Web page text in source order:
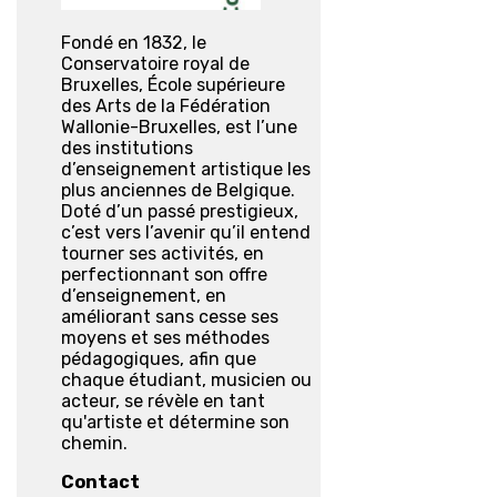
Fondé en 1832, le
Conservatoire royal de
Bruxelles, École supérieure
des Arts de la Fédération
Wallonie-Bruxelles, est l’une
des institutions
d’enseignement artistique les
plus anciennes de Belgique.
Doté d’un passé prestigieux,
c’est vers l’avenir qu’il entend
tourner ses activités, en
perfectionnant son offre
d’enseignement, en
améliorant sans cesse ses
moyens et ses méthodes
pédagogiques, afin que
chaque étudiant, musicien ou
acteur, se révèle en tant
qu'artiste et détermine son
chemin.
Contact